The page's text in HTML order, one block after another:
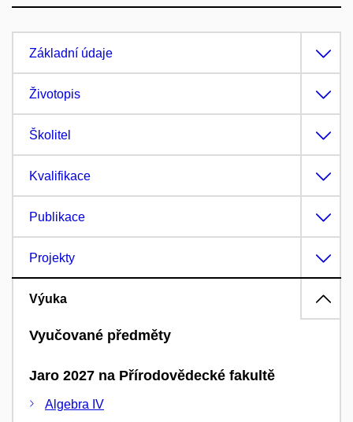
Základní údaje
Životopis
Školitel
Kvalifikace
Publikace
Projekty
Výuka
Vyučované předměty
Jaro 2027 na Přírodovědecké fakultě
Algebra IV